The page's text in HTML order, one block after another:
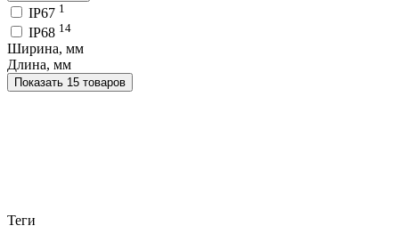
IP67 1
IP68 14
Ширина, мм
Длина, мм
Показать 15 товаров
Теги